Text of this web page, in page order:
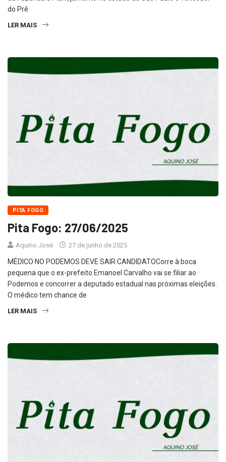
LER MAIS
PITA FOGO
Pita Fogo: 27/06/2025
Aquino José 27 de junho de 2025
MÉDICO NO PODEMOS DEVE SAIR CANDIDATOCorre à boca
pequena que o ex-prefeito Emanoel Carvalho vai se filiar ao
Podemos e concorrer a deputado estadual nas próximas eleições.
O médico tem chance de
LER MAIS